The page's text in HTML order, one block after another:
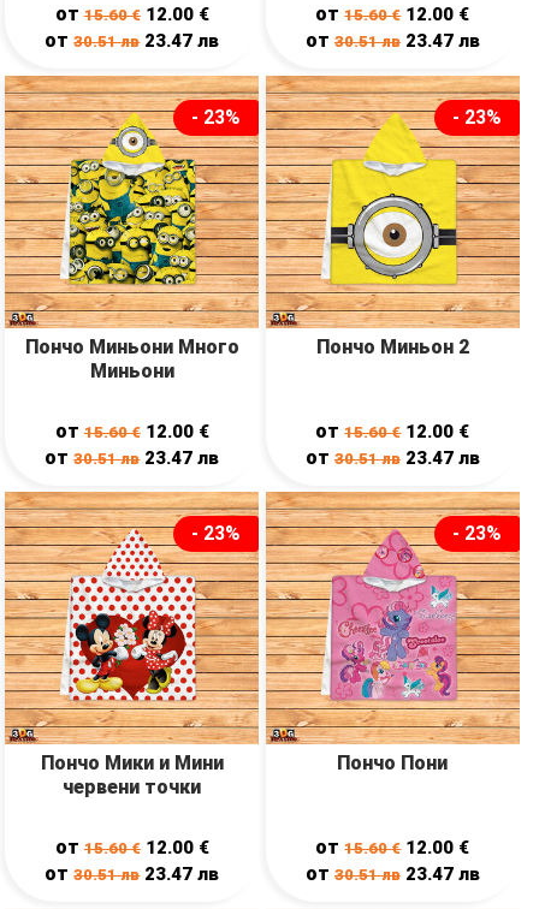
от15.60€ 12.00 €
от30.51лв 23.47лв
от15.60€ 12.00 €
от 30.51лв 23.47 лв
- 23%
Пончо Миньони Много
Миньони
от15.60€ 12.00 €
от30.51лв 23.47лв
- 23%
Пончо Миньон 2
от15.60€ 12.00 €
от 30.51лв 23.47 лв
- 23%
Пончо Мики и Мини
червени точки
от15.60€ 12.00 €
от30.51лв 23.47лв
- 23%
Пончо Пони
от15.60€ 12.00 €
от 30.51лв 23.47 лв